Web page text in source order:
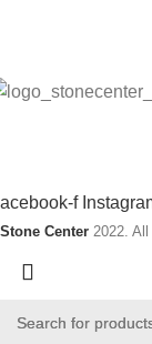
f
Stone Center 2022.